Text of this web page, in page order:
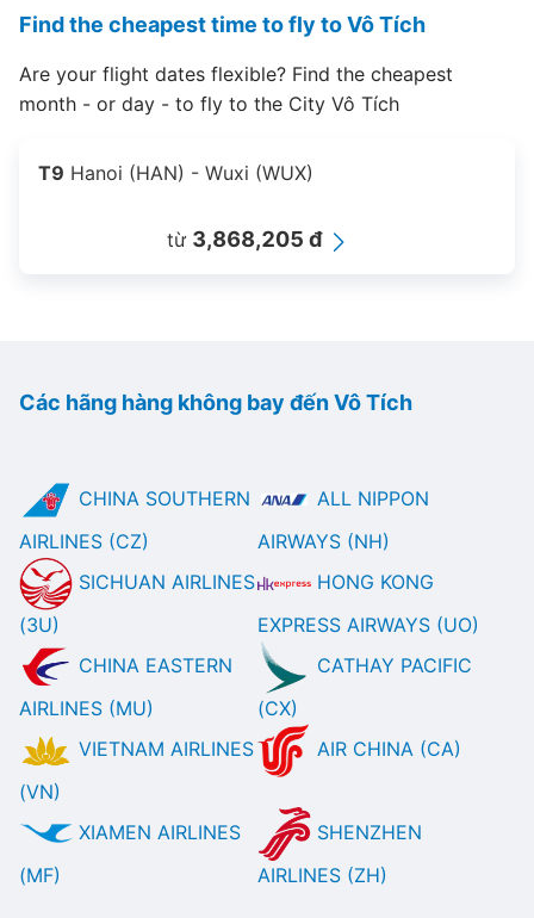
Find the cheapest time to fly to Vô Tích
Are your flight dates flexible? Find the cheapest
month - or day - to fly to the City Vô Tích
T9 Hanoi (HAN) - Wuxi (WUX)
từ 3,868,205 đ
Các hãng hàng không bay đến Vô Tích
CHINA SOUTHERN
AIRLINES (CZ)
ALL NIPPON
AIRWAYS (NH)
SICHUAN AIRLINES
(3U)
HONG KONG
EXPRESS AIRWAYS (UO)
CHINA EASTERN
AIRLINES (MU)
CATHAY PACIFIC
(CX)
VIETNAM AIRLINES
(VN)
AIR CHINA (CA)
XIAMEN AIRLINES
(MF)
SHENZHEN
AIRLINES (ZH)